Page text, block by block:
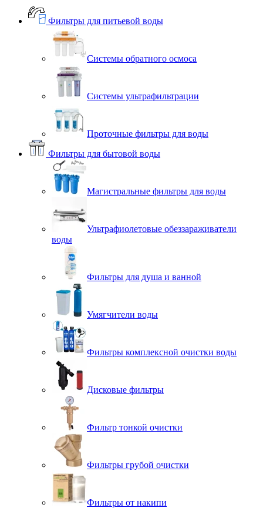
Фильтры для питьевой воды
Системы обратного осмоса
Системы ультрафильтрации
Проточные фильтры для воды
Фильтры для бытовой воды
Магистральные фильтры для воды
Ультрафиолетовые обеззараживатели
воды
Фильтры для душа и ванной
Умягчители воды
Фильтры комплексной очистки воды
Дисковые фильтры
Фильтр тонкой очистки
Фильтры грубой очистки
Фильтры от накипи